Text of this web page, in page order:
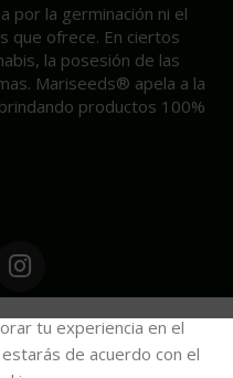
por la germinación ni el
que ofrece. En ciertos
la posesión de las
Mariseeds® apela a la
productos 100%
POST VENTA.
tu experiencia en el
de acuerdo con el